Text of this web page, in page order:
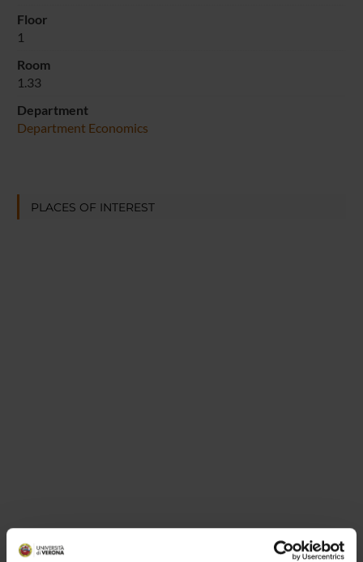
Floor
1
Room
1.33
Department
Department Economics
PLACES OF INTEREST